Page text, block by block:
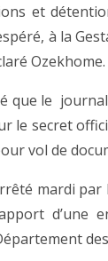
et
à la
Ozekhome.
que le
le secret
vol de
mardi par
d’une